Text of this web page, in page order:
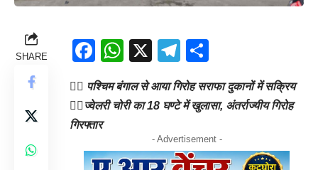
SHARE Facebook
WhatsApp
X Telegram
👉🏻 पश्चिम बंगाल से आया गिरोह सराफा दुकानों में सक्रिय
👉🏻ज्वेलरी चोरी का 18 घण्टे में खुलासा, अंतर्राज्यीय गिरोह
गिरफ्तार
- Advertisement -